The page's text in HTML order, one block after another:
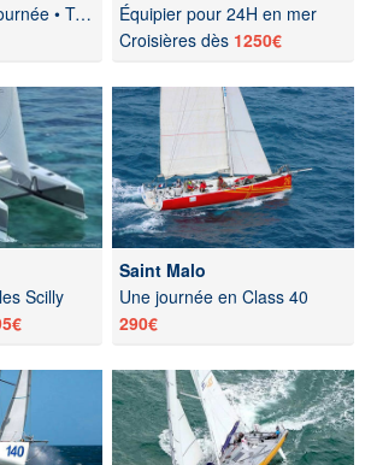
de Groix
Équipier pour 24H en mer
Croisières dès 1250€
Scilly
Saint Malo
Une journée en Class 40
290€